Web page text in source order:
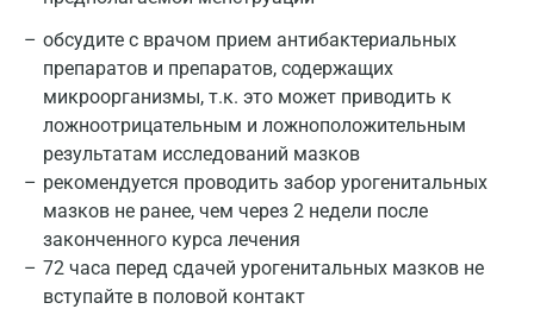
обсудите с врачом прием антибактериальных
препаратов и препаратов, содержащих
микроорганизмы, т.к. это может приводить к
ложноотрицательным и ложноположительным
результатам исследований мазков
рекомендуется проводить забор урогенитальных
мазков не ранее, чем через 2 недели после
законченного курса лечения
72 часа перед сдачей урогенитальных мазков не
вступайте в половой контакт